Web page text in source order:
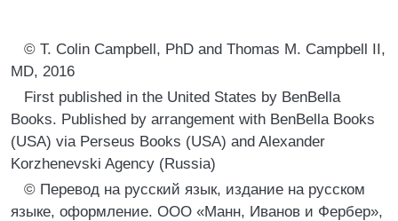
© T. Colin Campbell, PhD and Thomas M. Campbell II,
MD, 2016
First published in the United States by BenBella
Books. Published by arrangement with BenBella Books
(USA) via Perseus Books (USA) and Alexander
Korzhenevski Agency (Russia)
© Перевод на русский язык, издание на русском
языке, оформление. ООО «Манн, Иванов и Фербер»,